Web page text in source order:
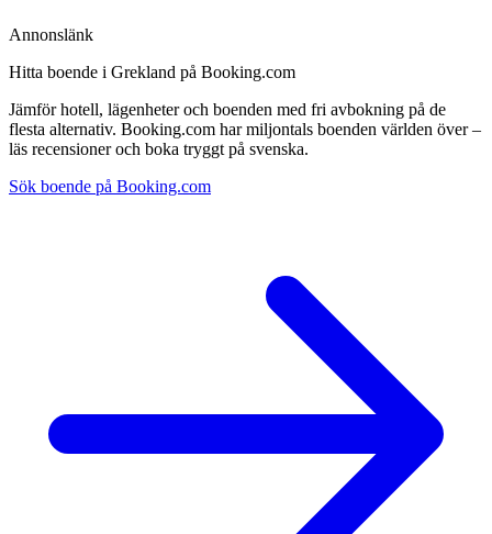
Annonslänk
Hitta boende i Grekland på Booking.com
Jämför hotell, lägenheter och boenden med fri avbokning på de
flesta alternativ. Booking.com har miljontals boenden världen över –
läs recensioner och boka tryggt på svenska.
Sök boende på Booking.com